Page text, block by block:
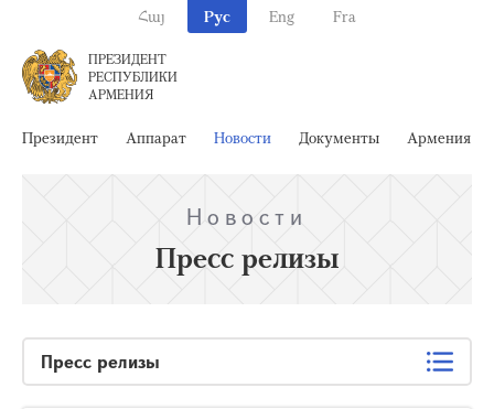
Հայ Рус Eng Fra
ПРЕЗИДЕНТ
РЕСПУБЛИКИ
АРМЕНИЯ
Президент Аппарат Новости Документы Армения
Новости
Пресс релизы
Пресс релизы